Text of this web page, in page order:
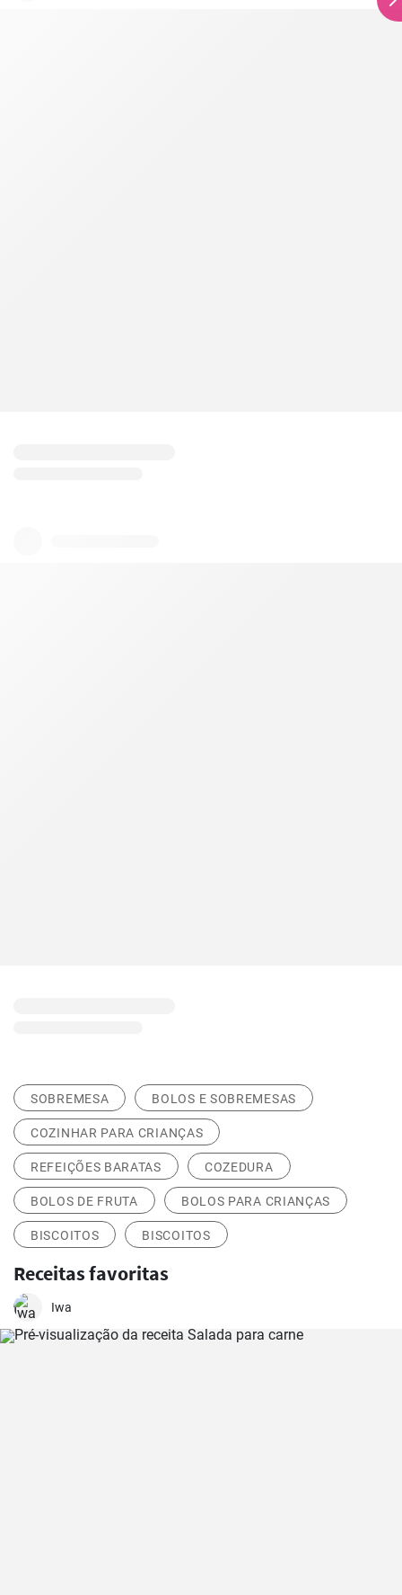
SOBREMESA BOLOS E SOBREMESAS
COZINHAR PARA CRIANÇAS
REFEIÇÕES BARATAS COZEDURA
BOLOS DE FRUTA BOLOS PARA CRIANÇAS
BISCOITOS BISCOITOS
Receitas favoritas
Iwa